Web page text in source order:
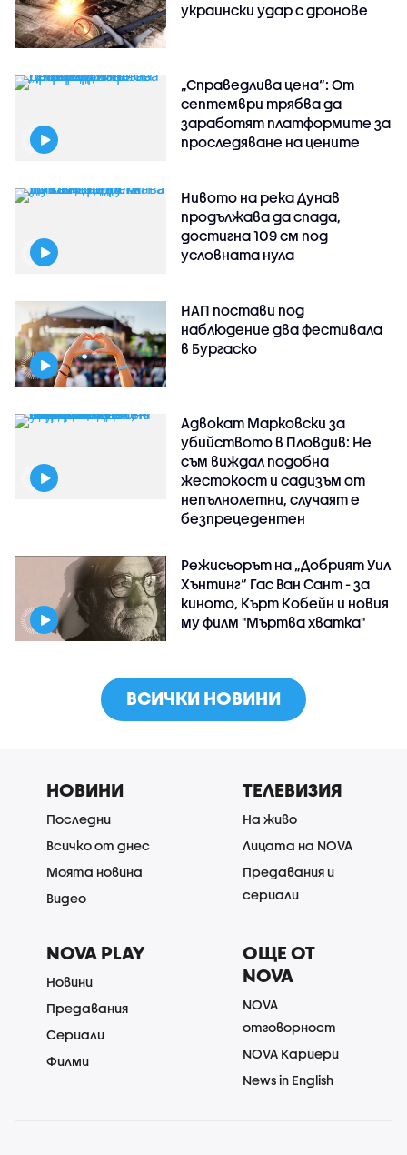
украински удар с дронове
„Справедлива цена“: От
септември трябва да
заработят платформите за
проследяване на цените
Нивото на река Дунав
продължава да спада,
достигна 109 см под
условната нула
НАП постави под
наблюдение два фестивала
в Бургаско
Адвокат Марковски за
убийството в Пловдив: Не
съм виждал подобна
жестокост и садизъм от
непълнолетни, случаят е
безпрецедентен
Режисьорът на „Добрият Уил
Хънтинг“ Гас Ван Сант - за
киното, Кърт Кобейн и новия
му филм "Мъртва хватка"
ВСИЧКИ НОВИНИ
НОВИНИ
Последни
Всичко от днес
Моята новина
Видео
ТЕЛЕВИЗИЯ
На живо
Лицата на NOVA
Предавания и
сериали
NOVA PLAY
Новини
Предавания
Сериали
Филми
ОЩЕ ОТ
NOVA
NOVA
отговорност
NOVA Кариери
News in English